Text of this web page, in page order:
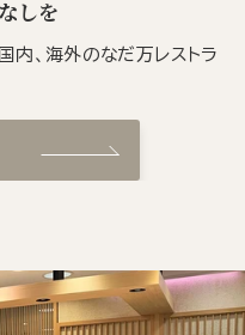
しを
、海外のなだ万レストラ